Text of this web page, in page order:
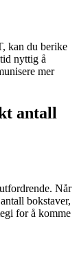
kan du berike
nyttig å
mer
antall
Når
bokstaver,
for å komme